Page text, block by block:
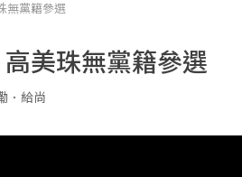
無黨籍參選
美珠無黨籍參選
．給尚